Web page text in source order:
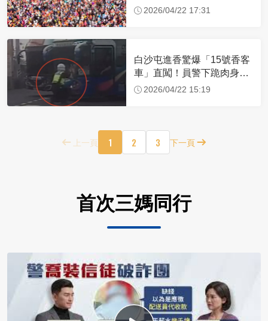
32.1萬創新高
2026/04/22 17:31
白沙屯進香驚爆「15號香客
車」直闖！員警下跪肉身擋
車：讓行人先過
2026/04/22 15:19
上一頁 1 2 3 下一頁
首次三媽同行